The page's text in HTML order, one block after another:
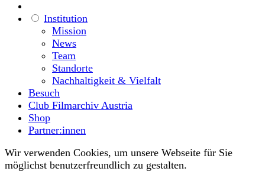
Institution
Mission
News
Team
Standorte
Nachhaltigkeit & Vielfalt
Besuch
Club Filmarchiv Austria
Shop
Partner:innen
Wir verwenden Cookies, um unsere Webseite für Sie
möglichst benutzerfreundlich zu gestalten.